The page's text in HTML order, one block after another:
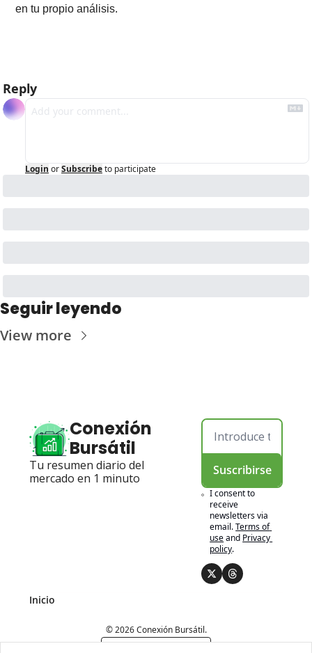
en tu propio análisis.
Reply
Login orSubscribeto participate
Seguir leyendo
View more
Conexión
Bursátil
Tu resumen diario del
mercado en 1 minuto
Suscribirse
I consent to
receive
newsletters via
email.Terms of
useand Privacy
policy.
Inicio
© 2026 Conexión Bursátil.